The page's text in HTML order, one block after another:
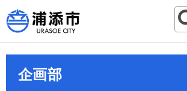
企画部